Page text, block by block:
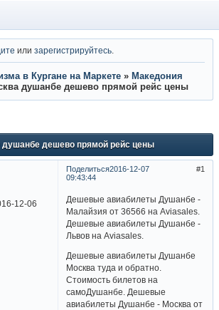
илизарегистрируйтесь
в Кургане на Маркете » Македония
душанбе дешево прямой рейс цены
дешево прямой рейс цены
Поделиться 1
2016-12-07
09:43:44
12-06
Дешевые авиабилеты Душанбе -
Малайзия от 36566 на Aviasales.
Дешевые авиабилеты Душанбе -
Львов на Aviasales.
Дешевые авиабилеты Душанбе
Москва туда и обратно.
Стоимость билетов на
самоДушанбе. Дешевые
авиабилеты Душанбе - Москва от